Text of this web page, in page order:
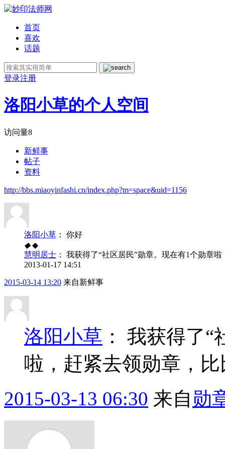
首页
喜欢
话题
登录注册
洛阳小草的个人空间
访问量8
新鲜事
帖子
资料
http://bbs.miaoyinfashi.cn/index.php?m=space&uid=1156
洛阳小草 ： 你好
◆ ◆
慧明居士 ： 我获得了“社区居民”勋章。现在有1个勋章
2013-01-17 14:51
2015-03-14 13:20 来自新鲜事
洛阳小草 ： 我获得了“
啦，赶紧去领勋章，
2015-03-13 06:30 来自 勋